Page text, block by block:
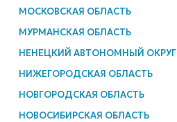
МОСКОВСКАЯ ОБЛАСТЬ
МУРМАНСКАЯ ОБЛАСТЬ
НЕНЕЦКИЙ АВТОНОМНЫЙ ОКРУГ
НИЖЕГОРОДСКАЯ ОБЛАСТЬ
НОВГОРОДСКАЯ ОБЛАСТЬ
НОВОСИБИРСКАЯ ОБЛАСТЬ